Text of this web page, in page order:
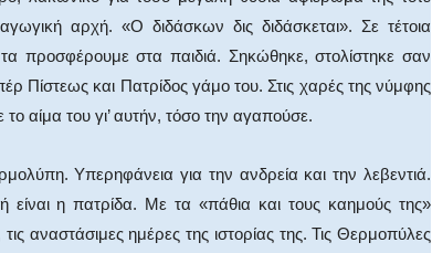
αρχή. «Ο διδάσκων δις διδάσκεται». Σε τέτοια
προσφέρουμε στα παιδιά. Σηκώθηκε, στολίστηκε σαν
Πίστεως και Πατρίδος γάμο του. Στις χαρές της νύμφης
αίμα του γι’ αυτήν, τόσο την αγαπούσε.
Υπερηφάνεια για την ανδρεία και την λεβεντιά.
η πατρίδα. Με τα «πάθια και τους καημούς της»
αναστάσιμες ημέρες της ιστορίας της. Τις Θερμοπύλες